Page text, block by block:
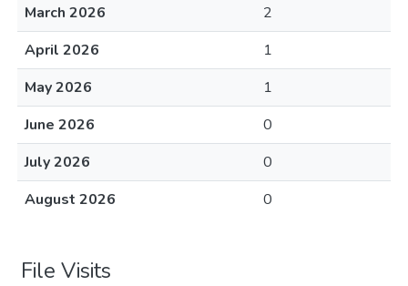
March 2026
2
April 2026
1
May 2026
1
June 2026
0
July 2026
0
August 2026
0
File Visits